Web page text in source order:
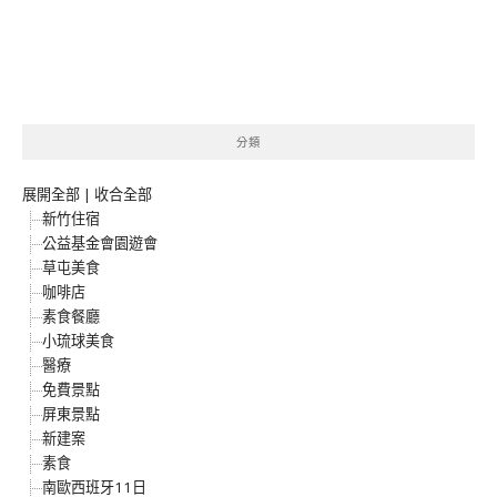
分類
展開全部 | 收合全部
新竹住宿
公益基金會園遊會
草屯美食
咖啡店
素食餐廳
小琉球美食
醫療
免費景點
屏東景點
新建案
素食
南歐西班牙11日